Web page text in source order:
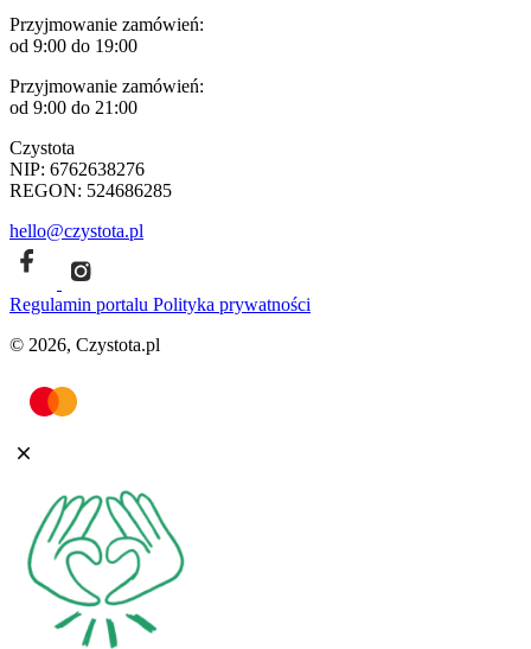
Przyjmowanie zamówień:
od 9:00 do 19:00
Przyjmowanie zamówień:
od 9:00 do 21:00
Czystota
NIP: 6762638276
REGON: 524686285
hello@czystota.pl
Regulamin portalu Polityka prywatności
© 2026, Czystota.pl